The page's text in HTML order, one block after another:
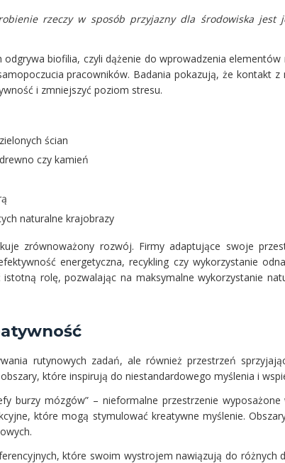
rzeczy w sposób przyjazny dla środowiska jest
biofilia, czyli dążenie do wprowadzenia
pracowników. Badania pokazują, że kontakt
i zmniejszyć poziom stresu.
ścian
czy kamień
naturalne krajobrazy
zrównoważony rozwój. Firmy adaptujące swoje
energetyczna, recykling czy wykorzystanie
rolę, pozwalając na maksymalne wykorzystanie
rutynowych zadań, ale również przestrzeń
które inspirują do niestandardowego myślenia i
burzy mózgów” – nieformalne przestrzenie
które mogą stymulować kreatywne myślenie.
które swoim wystrojem nawiązują do różnych